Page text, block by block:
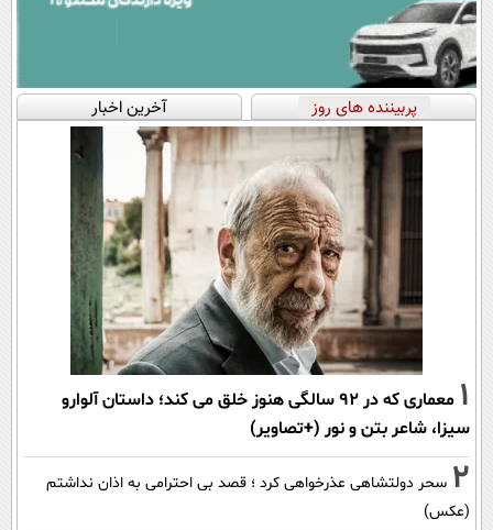
پربیننده های روز آخرین اخبار
1
معماری که در 92 سالگی هنوز خلق می کند؛ داستان آلوارو
سیزا، شاعر بتن و نور (+تصاویر)
2 سحر دولتشاهی عذرخواهی کرد ؛ قصد بی احترامی به اذان نداشتم
(عکس)